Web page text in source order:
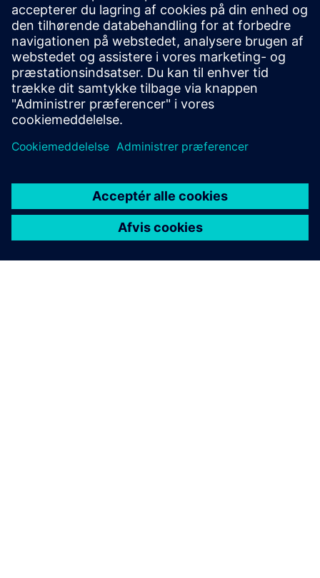
Yderligere oplysninger og
ressourcer
Link til Wittras tekniske dokumentation
Link til Wittras hjemmeside